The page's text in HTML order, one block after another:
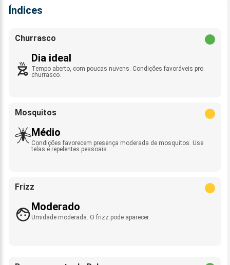
Índices
Churrasco
Dia ideal
Tempo aberto, com poucas nuvens. Condições favoráveis pro
churrasco.
Mosquitos
Médio
Condições favorecem presença moderada de mosquitos. Use
telas e repelentes pessoais.
Frizz
Moderado
Umidade moderada. O frizz pode aparecer.